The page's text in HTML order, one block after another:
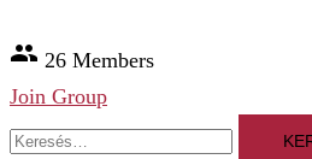
group 26 Members
Join Group
Keresés: